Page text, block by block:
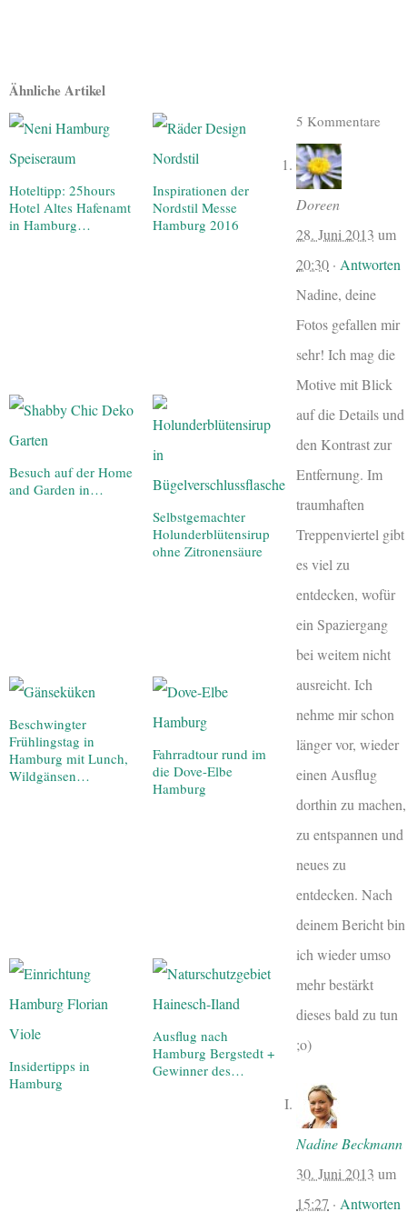
Ähnliche Artikel
Hoteltipp: 25hours
Hotel Altes Hafenamt
in Hamburg…
Inspirationen der
Nordstil Messe
Hamburg 2016
Besuch auf der Home
and Garden in…
Selbstgemachter
Holunderblütensirup
ohne Zitronensäure
Beschwingter
Frühlingstag in
Hamburg mit Lunch,
Wildgänsen…
Fahrradtour rund im
die Dove-Elbe
Hamburg
Insidertipps in
Hamburg
Ausflug nach
Hamburg Bergstedt +
Gewinner des…
5 Kommentare
Doreen
28. Juni 2013 um
20:30 · Antworten
Nadine, deine
Fotos gefallen mir
sehr! Ich mag die
Motive mit Blick
auf die Details und
den Kontrast zur
Entfernung. Im
traumhaften
Treppenviertel gibt
es viel zu
entdecken, wofür
ein Spaziergang
bei weitem nicht
ausreicht. Ich
nehme mir schon
länger vor, wieder
einen Ausflug
dorthin zu machen,
zu entspannen und
neues zu
entdecken. Nach
deinem Bericht bin
ich wieder umso
mehr bestärkt
dieses bald zu tun
;o)
Nadine Beckmann
30. Juni 2013 um
15:27 · Antworten